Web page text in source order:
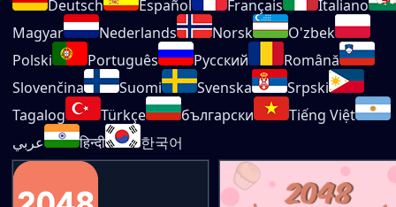
Deutsch
Español Français
Italiano
Magyar
Nederlands Norsk
O'zbek
Polski
Português Русский
Română
Slovenčina
Suomi Svenska
Srpski
Tagalog
Türkçe български
Tiếng Việt
عربي
हिन्दी 한국어